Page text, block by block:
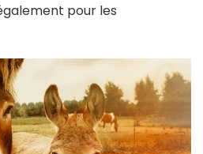
pour les